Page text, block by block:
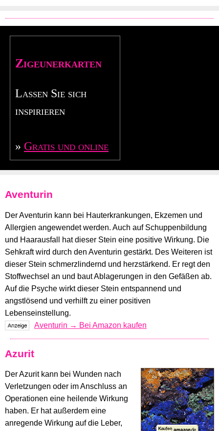
Zigeunerkarten
Lassen Sie sich
inspirieren
» Gratis und online
Aventurin
Der Aventurin kann bei Hauterkrankungen, Ekzemen und
Allergien angewendet werden. Auch auf Schuppenbildung
und Haarausfall hat dieser Stein eine positive Wirkung. Die
Sehkraft wird durch den Aventurin gestärkt. Des Weiteren ist
dieser Stein schmerzlindernd und herzstärkend. Er regt den
Stoffwechsel an und baut Ablagerungen in den Gefäßen ab.
Auf die Psyche wirkt dieser Stein entspannend und
angstlösend und verhilft zu einer positiven
Lebenseinstellung.
Aventurin → Bei Amazon kaufen
Azurit
Der Azurit kann bei Wunden nach
Verletzungen oder im Anschluss an
Operationen eine heilende Wirkung
haben. Er hat außerdem eine
anregende Wirkung auf die Leber,